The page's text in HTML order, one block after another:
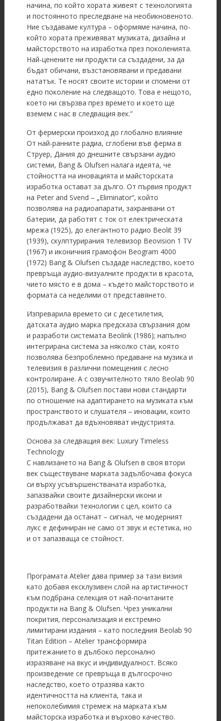
начина, по който хората живеят с технологията
и постоянното преследване на необикновеното.
Ние създаваме култура – оформяме начина, по-
който хората преживяват музиката, дизайна и
майсторството на изработка през поколенията.
Най-ценените ни продукти са създадени, за да
бъдат обичани, възстановявани и предавани
нататък. Те носят своите истории и спомени от
едно поколение на следващото. Това е нещото,
което ни свързва през времето и което ще
вземем с нас в следващия век.”
От фермерски произход до глобално влияние
От най-ранните радиа, сглобени във ферма в
Струер, Дания до днешните свързани аудио
системи, Bang & Olufsen налага идеята, че
стойността на иновацията и майсторската
изработка остават за дълго. От първия продукт
на Peter and Svend – „Eliminator“, който
позволява на радиоапарати, захранвани от
батерии, да работят с ток от електрическата
мрежа (1925), до елегантното радио Beolit 39
(1939), скулптурирания телевизор Beovision 1 TV
(1967) и иконичния грамофон Beogram 4000
(1972) Bang & Olufsen създаде наследство, което
превръща аудио-визуалните продукти в красота,
чието място е в дома – където майсторството и
формата са неделими от представянето.
Изпреварила времето си с десетилетия,
датската аудио марка предсказа свързания дом
и разработи системата Beolink (1986); напълно
интегрирана система за няколко стаи, която
позволява безпроблемно предаване на музика и
телевизия в различни помещения с лесно
контролиране. А с озвучителното тяло Beolab 90
(2015), Bang & Olufsen постави нови стандарти
по отношение на адаптирането на музиката към
пространството и слушателя – иновации, които
продължават да вдъхновяват индустрията.
Основа за следващия век: Luxury Timeless
Technology
С навлизането на Bang & Olufsen в своя втори
век съществуване марката задълбочава фокуса
си върху усъвършенстваната изработка,
запазвайки своите дизайнерски икони и
разработвайки технологии с цел, които са
създадени да останат – сигнал, че модерният
лукс е дефиниран не само от звук и естетика, но
и от запазваща се стойност.
Програмата Atelier дава пример за тази визия
като добавя ексклузивен слой на артистичност
към подбрана селекция от най-почитаните
продукти на Bang & Olufsen. Чрез уникални
покрития, персонализация и екстремно
лимитирани издания – като последния Beolab 90
Titan Edition – Atelier трансформира
притежанието в дълбоко персонално
изразяване на вкус и индивидуалност. Всяко
произведение се превръща в дългосрочно
наследство, което отразява както
идентичността на клиента, така и
непоколебимия стремеж на марката към
майсторска изработка и върхово качество.